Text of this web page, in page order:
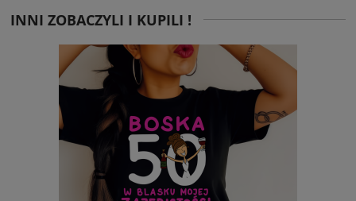
INNI ZOBACZYLI I KUPILI !